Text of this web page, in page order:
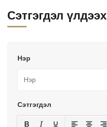
Сэтгэгдэл үлдээх
Нэр
Сэтгэгдэл